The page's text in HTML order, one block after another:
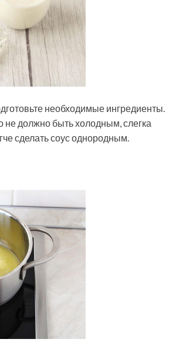
необходимые ингредиенты.
не должно быть холодным, слегка
сделать соус однородным.